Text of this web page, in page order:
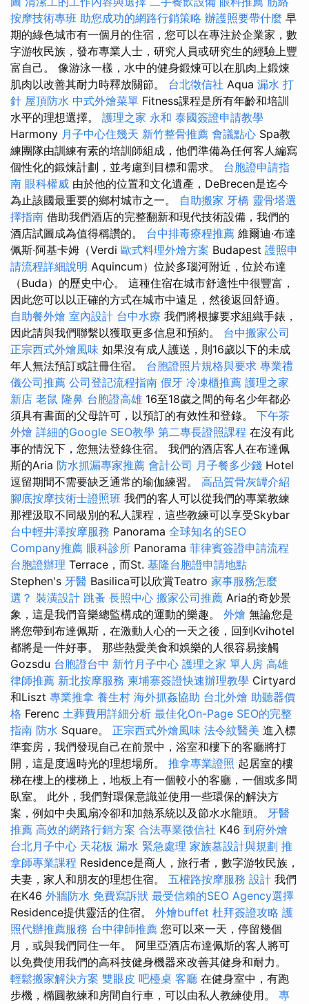
按摩技術專班 助您成功的網路行銷策略 辦護照要帶什麼 早
期的綠色城市有一個月的住宿，您可以在專注於企業家，數
字游牧民族，發布專業人士，研究人員或研究生的經驗上豐
富自己。 像游泳一樣，水中的健身鍛煉可以在肌肉上鍛煉
肌肉以改善其耐力時釋放關節。 台北徵信社 Aqua 漏水 打
針 屋頂防水 中式外燴菜單 Fitness課程是所有年齡和培訓
水平的理想選擇。 護理之家 永和 泰國簽證申請教學
Harmony 月子中心住幾天 新竹整骨推薦 會議點心 Spa教
練團隊由訓練有素的培訓師組成，他們準備為任何客人編寫
個性化的鍛煉計劃，並考慮到目標和需求。 台胞證申請指
南 眼科權威 由於他的位置和文化遺產，DeBrecen是迄今
為止該國最重要的鄉村城市之一。 自助搬家 牙橋 靈骨塔選
擇指南 借助我們酒店的完整翻新和現代技術設備，我們的
酒店試圖成為值得稱讚的。 台中排毒療程推薦 維爾迪·布達
佩斯·阿基卡姆（Verdi 歐式料理外燴方案 Budapest 護照申
請流程詳細說明 Aquincum）位於多瑙河附近，位於布達
（Buda）的歷史中心。 這種住宿在城市舒適性中很豐富，
因此您可以以正確的方式在城市中遠足，然後返回舒適。
自助餐外燴 室內設計 台中水療 我們將根據要求組織手錶，
因此請與我們聯繫以獲取更多信息和預約。 台中搬家公司
正宗西式外燴風味 如果沒有成人護送，則16歲以下的未成
年人無法預訂或註冊住宿。 台胞證照片規格與要求 專業禮
儀公司推薦 公司登記流程指南 假牙 冷凍櫃推薦 護理之家
新店 老鼠 隆鼻 台胞證高雄 16至18歲之間的每名少年都必
須具有書面的父母許可，以預訂的有效性和登錄。 下午茶
外燴 詳細的Google SEO教學 第二專長證照課程 在沒有此
事的情況下，您無法登錄住宿。 我們的酒店客人在布達佩
斯的Aria 防水抓漏專家推薦 會計公司 月子餐多少錢 Hotel
逗留期間不需要缺乏通常的瑜伽練習。 高品質骨灰罈介紹
腳底按摩技術士證照班 我們的客人可以從我們的專業教練
那裡汲取不同級別的私人課程，這些教練可以享受Skybar
台中輕井澤按摩服務 Panorama 全球知名的SEO
Company推薦 眼科診所 Panorama 菲律賓簽證申請流程
台胞證辦理 Terrace，而St. 基隆台胞證申請地點
Stephen's 牙醫 Basilica可以欣賞Teatro 家事服務怎麼
選？ 裝潢設計 跳蚤 長照中心 搬家公司推薦 Aria的奇妙景
象，這是我們音樂總監構成的運動的樂趣。 外燴 無論您是
將您帶到布達佩斯，在激動人心的一天之後，回到Kvihotel
都將是一件好事。 那些熱愛美食和娛樂的人很容易接觸
Gozsdu 台胞證台中 新竹月子中心 護理之家 單人房 高雄
律師推薦 新北按摩服務 柬埔寨簽證快速辦理教學 Cirtyard
和Liszt 專業推拿 養生村 海外抓姦協助 台北外燴 助聽器價
格 Ferenc 土葬費用詳細分析 最佳化On-Page SEO的完整
指南 防水 Square。 正宗西式外燴風味 法令紋醫美 進入標
準套房，我們發現自己在前景中，浴室和樓下的客廳將打
開，這是度過時光的理想場所。 推拿專業證照 起居室的樓
梯在樓上的樓梯上，地板上有一個較小的客廳，一個或多間
臥室。 此外，我們對環保意識並使用一些環保的解決方
案，例如中央風扇冷卻和加熱系統以及節水水龍頭。 牙醫
推薦 高效的網路行銷方案 合法專業徵信社 K46 到府外燴
台北月子中心 天花板 漏水 緊急處理 家族墓設計與規劃 推
拿師專業課程 Residence是商人，旅行者，數字游牧民族，
夫妻，家人和朋友的理想住宿。 五權路按摩服務 設計 我們
在K46 外牆防水 免費寫訴狀 最受信賴的SEO Agency選擇
Residence提供靈活的住宿。 外燴buffet 杜拜簽證攻略 護
照代辦推薦服務 台中律師推薦 您可以來一天，停留幾個
月，或與我們同住一年。 阿里亞酒店布達佩斯的客人將可
以免費使用我們的高科技健身機器來改善其健身和耐力。
輕鬆搬家解決方案 雙眼皮 吧檯桌 客廳 在健身室中，有跑
步機，橢圓教練和房間自行車，可以由私人教練使用。 專